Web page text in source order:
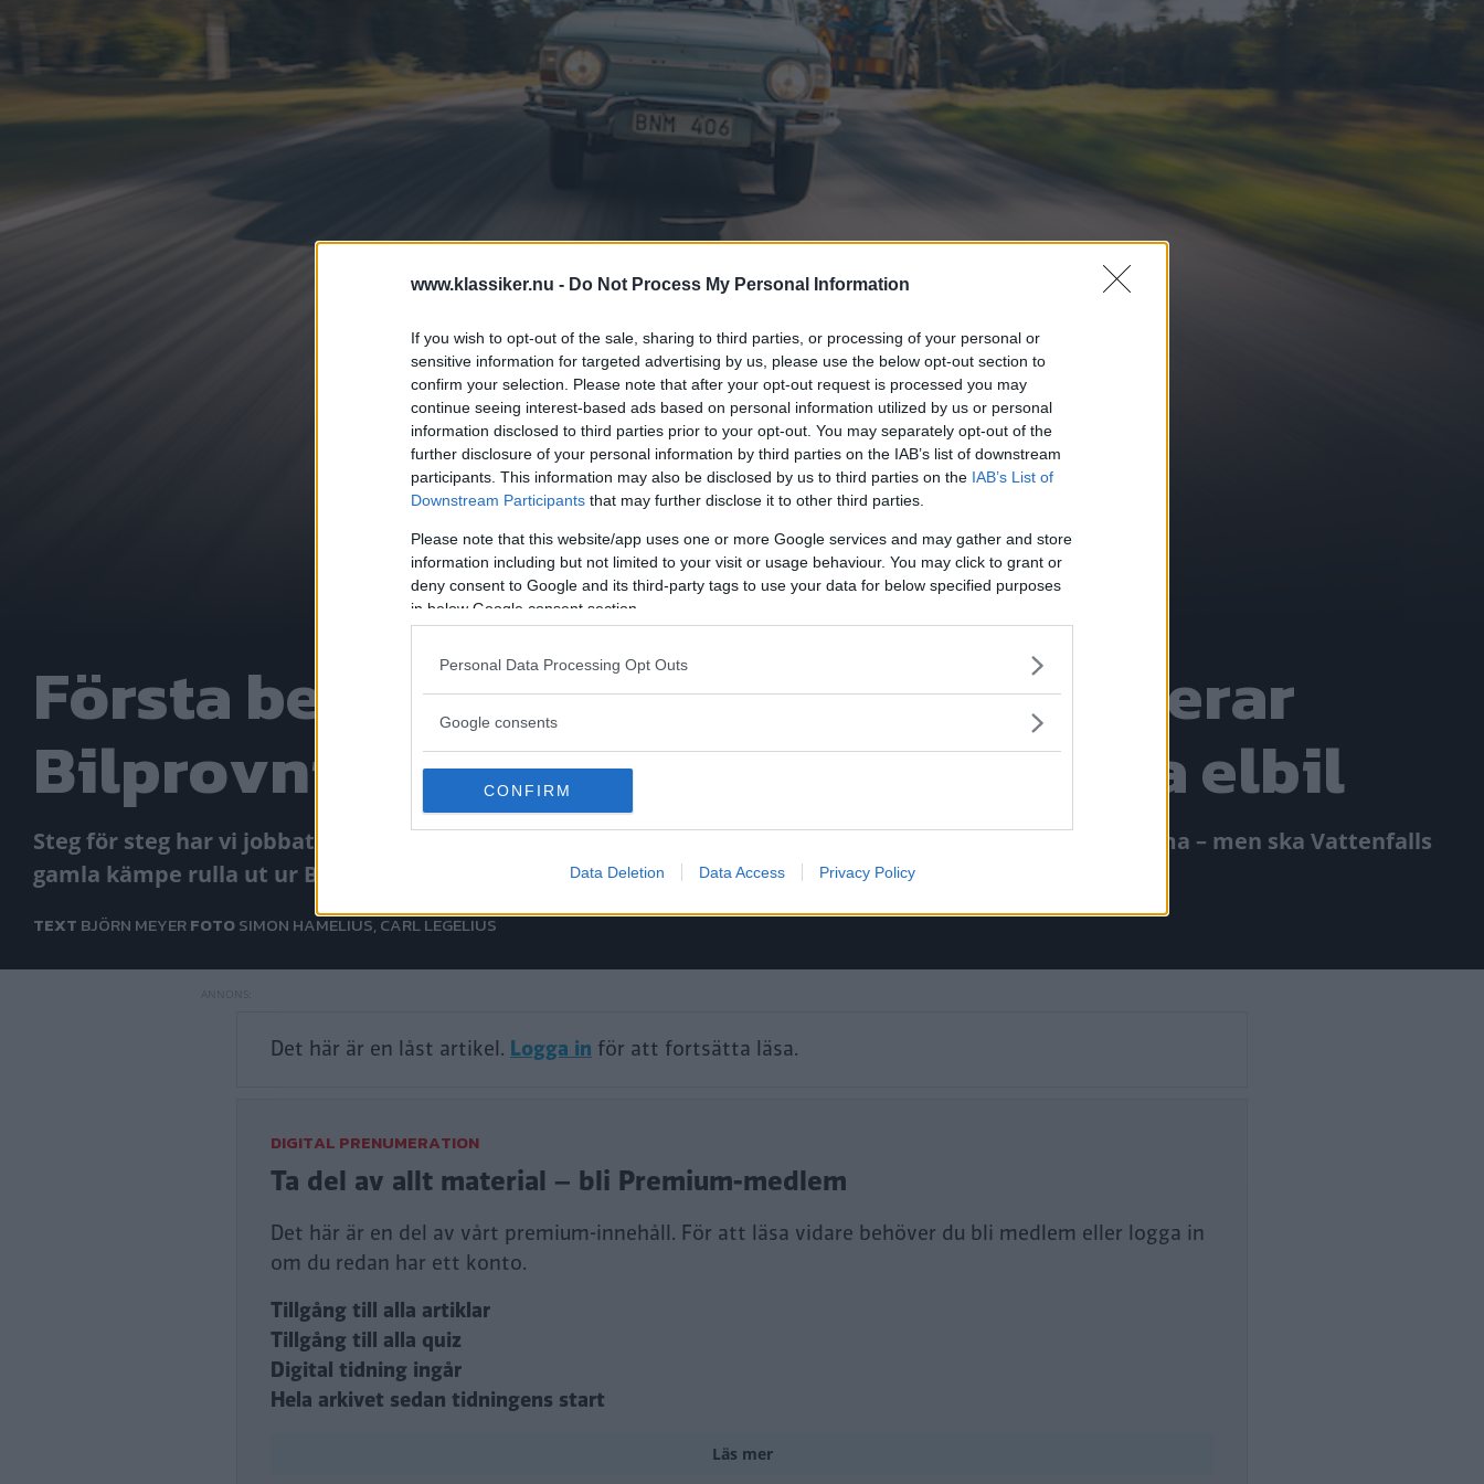
www.klassiker.nu - Do Not Process My Personal Information
If you wish to opt-out of the sale, sharing to third parties, or processing of your personal or
sensitive information for targeted advertising by us, please use the below opt-out section to
confirm your selection. Please note that after your opt-out request is processed you may
continue seeing interest-based ads based on personal information utilized by us or personal
information disclosed to third parties prior to your opt-out. You may separately opt-out of the
further disclosure of your personal information by third parties on the IAB’s list of downstream
participants. This information may also be disclosed by us to third parties on the IAB’s List of
Downstream Participants that may further disclose it to other third parties.
Please note that this website/app uses one or more Google services and may gather and store
information including but not limited to your visit or usage behaviour. You may click to grant or
deny consent to Google and its third-party tags to use your data for below specified purposes
in below Google consent section.
Personal Data Processing Opt Outs
Google consents
CONFIRM
Data Deletion Data Access Privacy Policy
Första besiktningen på 44 år: Så reagerar
Bilprovningen på Klassikers urgamla elbil
Steg för steg har vi jobbat mot ett tydligt mål: att få vår elbil besiktigad. Nu är vi så nära man kan komma – men ska Vattenfalls
gamla kämpe rulla ut ur Bilprovningens hall med blankt papper?
TEXT BJÖRN MEYERFOTOSIMON HAMELIUS, CARL LEGELIUS
Ta del av allt material – bli Premium-medlem
om du redan har ett konto.
Tillgång till alla quiz
Digital tidning ingår
Hela arkivet sedan tidningens start